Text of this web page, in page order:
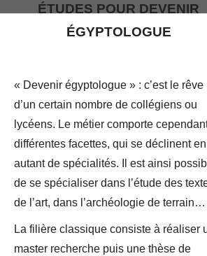
ÉTUDES POUR DEVENIR
ÉGYPTOLOGUE
« Devenir égyptologue » : c’est le rêve
d’un certain nombre de collégiens ou
lycéens. Le métier comporte
différentes facettes, qui se déclinent en
autant de spécialités. Il est ainsi
de se spécialiser dans l’étude des
de l’art, dans l’archéologie de terrain…
La filière classique consiste à réaliser
master recherche puis une thèse de